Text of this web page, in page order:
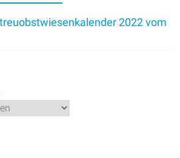
2022 vom